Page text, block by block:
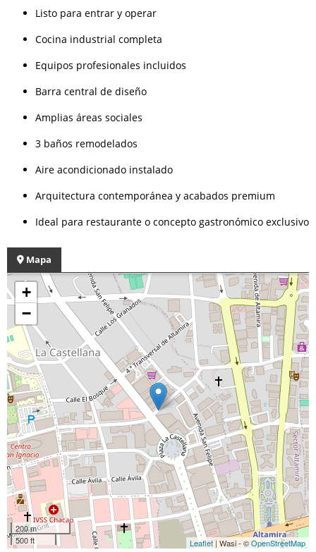
Listo para entrar y operar
Cocina industrial completa
Equipos profesionales incluidos
Barra central de diseño
Amplias áreas sociales
3 baños remodelados
Aire acondicionado instalado
Arquitectura contemporánea y acabados premium
Ideal para restaurante o concepto gastronómico exclusivo
Mapa
+
−
200 m
500 ft
Leaflet| Wasi - ©OpenStreetMap